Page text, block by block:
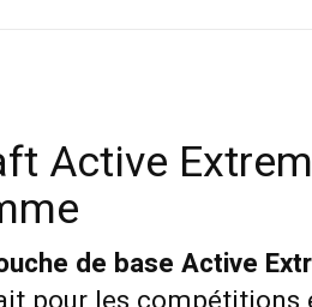
Active
de base Active